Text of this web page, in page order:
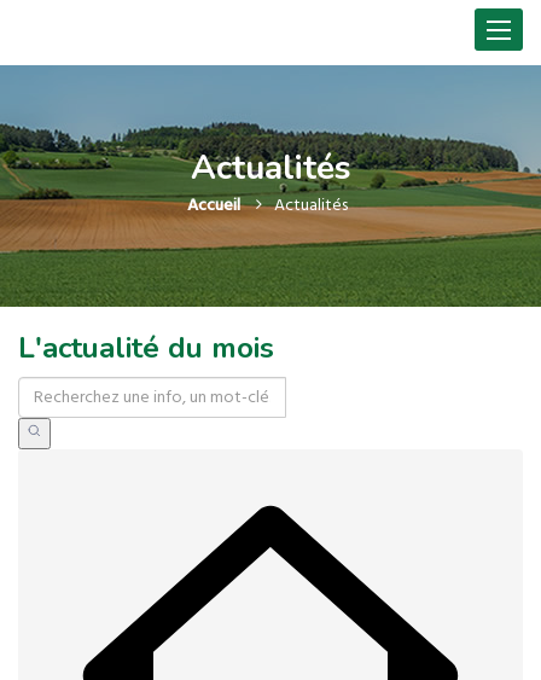
Menu
Actualités
Accueil Actualités
L'actualité du mois